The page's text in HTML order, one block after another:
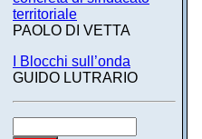
territoriale
PAOLO DI VETTA
I Blocchi sull’onda
GUIDO LUTRARIO